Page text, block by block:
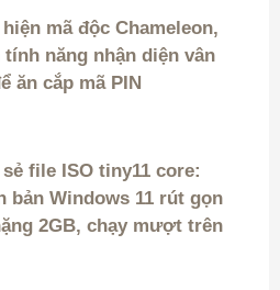
mã độc Chameleon,
tính năng nhận diện vân
ăn cắp mã PIN
file ISO tiny11 core:
bản Windows 11 rút gọn
2GB, chạy mượt trên